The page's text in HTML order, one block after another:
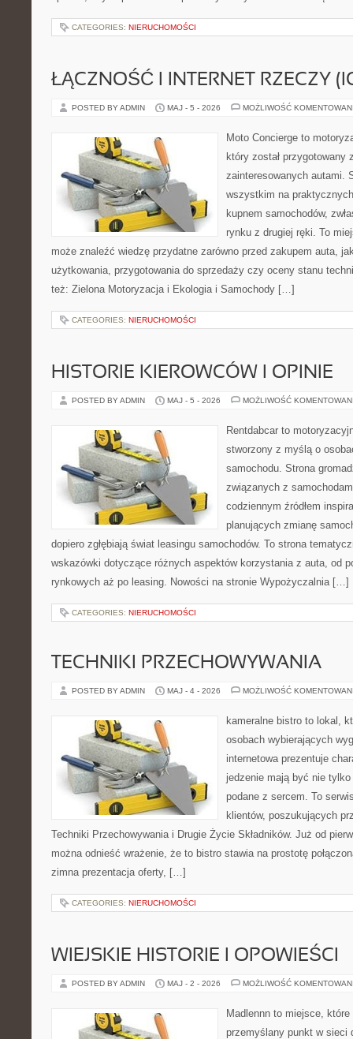
CATEGORIES: NIERUCHOMOŚCI
ŁĄCZNOŚĆ I INTERNET RZECZY
POSTED BY ADMIN MAJ - 5 - 2026 MOŻLIWOŚĆ
Moto Concierge to
który został przygotowany
zainteresowanych autami.
wszystkim na
kupnem samochodów,
rynku z drugiej ręki. To
może znaleźć wiedzę przydatne zarówno przed zakupem auta,
użytkowania, przygotowania do sprzedaży czy oceny stanu
też: Zielona Motoryzacja i Ekologia i Samochody […]
CATEGORIES: NIERUCHOMOŚCI
HISTORIE KIEROWCÓW I OPINIE
POSTED BY ADMIN MAJ - 5 - 2026 MOŻLIWOŚĆ
Rentdabcar to
stworzony z myślą o
samochodu. Strona
związanych z
codziennym źródłem
planujących zmianę
dopiero zgłębiają świat leasingu samochodów. To strona
wskazówki dotyczące różnych aspektów korzystania z auta, od
rynkowych aż po leasing. Nowości na stronie Wypożyczalnia […]
CATEGORIES: NIERUCHOMOŚCI
TECHNIKI PRZECHOWYWANIA
POSTED BY ADMIN MAJ - 4 - 2026 MOŻLIWOŚĆ
kameralne bistro to lokal,
osobach wybierających
internetowa prezentuje
jedzenie mają być nie
podane z sercem. To
klientów, poszukujących
Techniki Przechowywania i Drugie Życie Składników. Już od
można odnieść wrażenie, że to bistro stawia na prostotę
zimna prezentacja oferty, […]
CATEGORIES: NIERUCHOMOŚCI
WIEJSKIE HISTORIE I OPOWIEŚCI
POSTED BY ADMIN MAJ - 2 - 2026 MOŻLIWOŚĆ
Madlennn to miejsce,
przemyślany punkt w sieci